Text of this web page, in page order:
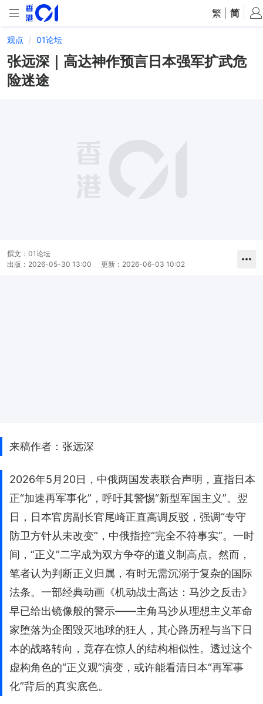
繁 简
观点 01论坛
张远深｜高达神作预言日本强军扩武危
险迷途
撰文： 01论坛
出版： 2026-05-30 13:00 更新： 2026-06-03 10:02
来稿作者：张远深
2026年5月20日，中俄两国发表联合声明，直指日本
正“加速再军事化”，呼吁其警惕“新型军国主义”。翌
日，日本官房副长官尾崎正直高调反驳，强调“专守
防卫方针从未改变”，中俄指控“完全不符事实”。一时
间，“正义”二字成为双方争夺的道义制高点。然而，
笔者认为判断正义归属，有时无需沉溺于复杂的国际
法条。一部经典动画《机动战士高达：马沙之反击》
早已给出镜像般的警示——主角马沙从理想主义革命
家堕落为企图毁灭地球的狂人，其心路历程与当下日
本的战略转向，竟存在惊人的结构相似性。透过这个
虚构角色的“正义观”演变，或许能看清日本“再军事
化”背后的真实底色。